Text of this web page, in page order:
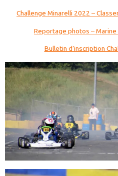
Challenge Minarelli 2022 –
Reportage photos –
Bulletin d’inscription